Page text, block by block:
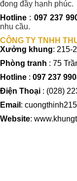
đong đầy hạnh phúc.
Hotline : 097 237
nhu cầu.
CÔNG TY TNHH
Xưởng khung: 215-
Phòng tranh : 75
Hotline : 097 237
Điện Thoại : (028)
Email :
Website: